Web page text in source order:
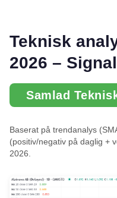
Teknisk
2026 –
Samlad
Baserat på trendanalys
(positiv/negativ på daglig +
2026.